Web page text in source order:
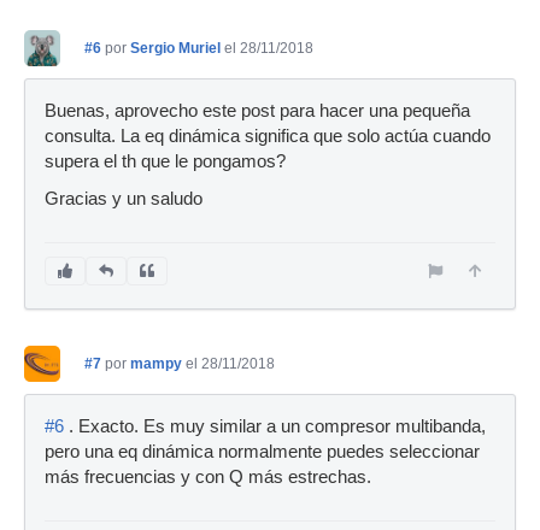
#6 por Sergio Muriel el 28/11/2018
Buenas, aprovecho este post para hacer una pequeña
consulta. La eq dinámica significa que solo actúa cuando
supera el th que le pongamos?
Gracias y un saludo
#7 por mampy el 28/11/2018
#6 . Exacto. Es muy similar a un compresor multibanda,
pero una eq dinámica normalmente puedes seleccionar
más frecuencias y con Q más estrechas.